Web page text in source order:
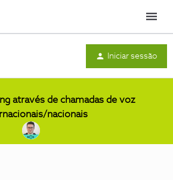
Menu
Iniciar sessão
através de chamadas de voz
nacionais